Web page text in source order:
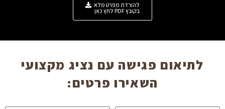
להורדת מפרט מלא
בקובץ PDF לחץ כאן
לתיאום פגישה עם נציג מקצועי
השאירו פרטים: